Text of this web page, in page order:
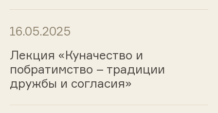
16.05.2025
Лекция «Куначество и
побратимство – традиции
дружбы и согласия»